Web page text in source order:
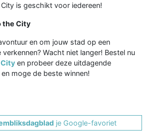
is geschikt voor iedereen!
the City
en om jouw stad op een
Wacht niet langer! Bestel nu
en probeer deze uitdagende
moge de beste winnen!
je Google-favoriet